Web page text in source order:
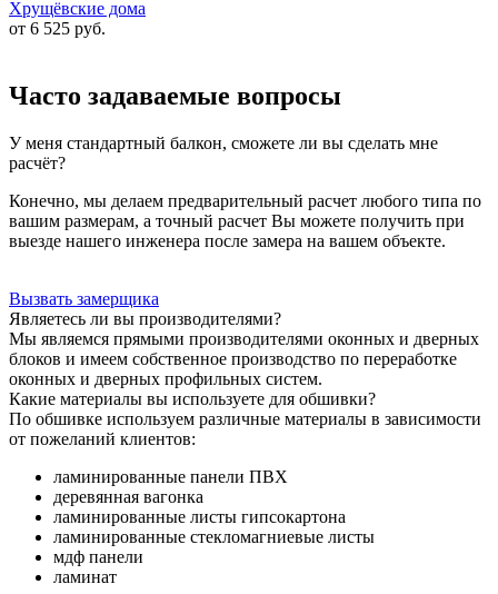
Хрущёвские дома
от 6 525 руб.
Часто задаваемые вопросы
У меня стандартный балкон, сможете ли вы сделать мне
расчёт?
Конечно, мы делаем предварительный расчет любого типа по
вашим размерам, а точный расчет Вы можете получить при
выезде нашего инженера после замера на вашем объекте.
Вызвать замерщика
Являетесь ли вы производителями?
Мы являемся прямыми производителями оконных и дверных
блоков и имеем собственное производство по переработке
оконных и дверных профильных систем.
Какие материалы вы используете для обшивки?
По обшивке используем различные материалы в зависимости
от пожеланий клиентов:
ламинированные панели ПВХ
деревянная вагонка
ламинированные листы гипсокартона
ламинированные стекломагниевые листы
мдф панели
ламинат